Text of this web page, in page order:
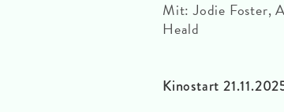
Mit: Jodie Foster,
Heald
Kinostart